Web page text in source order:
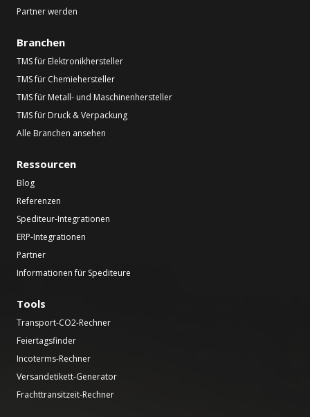
Partner werden
Branchen
TMS für Elektronikhersteller
TMS für Chemiehersteller
TMS für Metall- und Maschinenhersteller
TMS für Druck & Verpackung
Alle Branchen ansehen
Ressourcen
Blog
Referenzen
Spediteur-Integrationen
ERP-Integrationen
Partner
Informationen für Spediteure
Tools
Transport-CO2-Rechner
Feiertagsfinder
Incoterms-Rechner
Versandetikett-Generator
Frachttransitzeit-Rechner